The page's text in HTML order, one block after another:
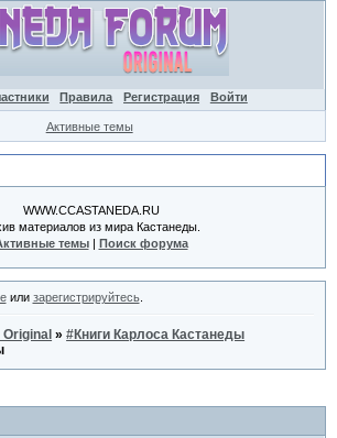
Правила Регистрация Войти
Активные темы
WWW.CCASTANEDA.RU
материалов из мира Кастанеды.
темы| Поиск форума
или зарегистрируйтесь.
»#Книги Карлоса Кастанеды